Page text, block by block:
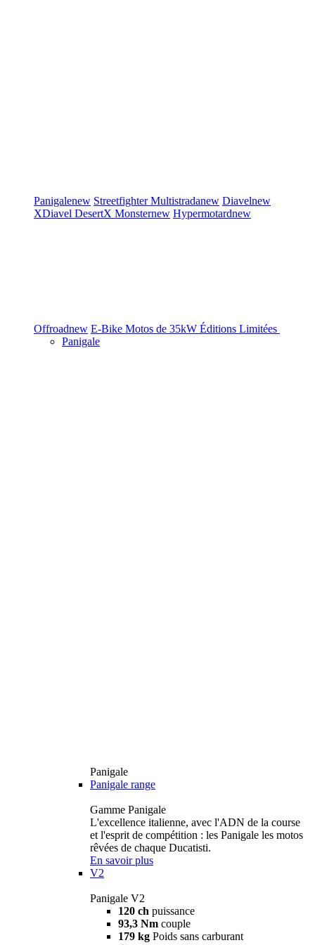
Panigalenew StreetfighterMultistradanew Diavelnew
XDiavel DesertX Monsternew Hypermotardnew
Offroadnew E-Bike Motos de 35kW Éditions Limitées
Panigale
Panigale
Panigale range
Gamme Panigale
L'excellence italienne, avec l'ADN de la course
et l'esprit de compétition : les Panigale les motos
rêvées de chaque Ducatisti.
En savoir plus
V2
Panigale V2
120 ch puissance
93,3 Nm couple
179 kg Poids sans carburant